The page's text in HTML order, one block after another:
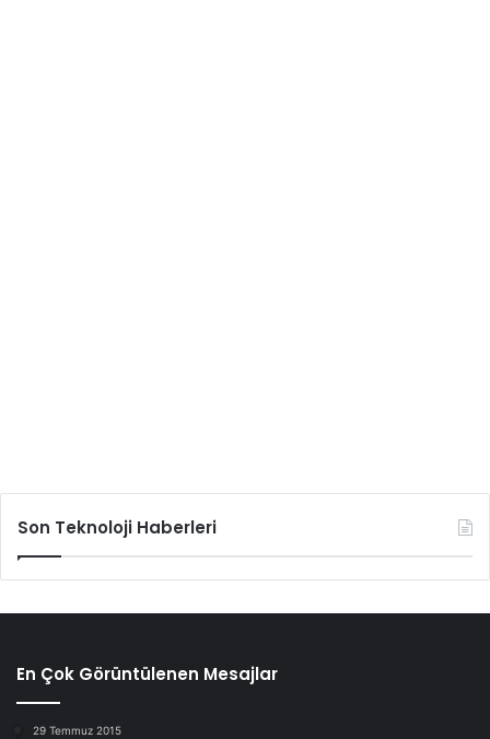
Son Teknoloji Haberleri
En Çok Görüntülenen Mesajlar
29 Temmuz 2015